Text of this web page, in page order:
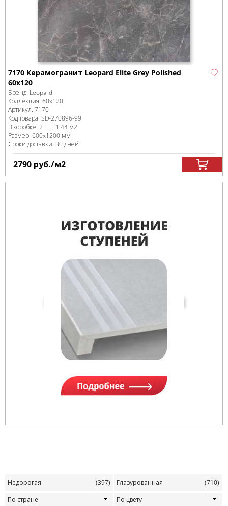
7170 Керамогранит Leopard Elite Grey Polished
60x120
Бренд: Leopard
Коллекция: 60x120
Артикул: 7170
Код товара: SD-270896-99
В коробке: 2 шт, 1.44 м2
Размер: 600x1200 мм
Сроки доставки: 30 дней
2790 руб./м2
Недорогая (397) Глазурованная
(710)
По стране
По цвету